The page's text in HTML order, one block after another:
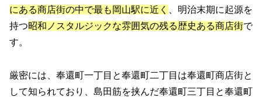
にある商店街の中で最も岡山駅に近く
、明治末期に起源を
持つ昭和ノスタルジックな雰囲気の残る歴史ある商店街で
す。
厳密には、奉還町一丁目と奉還町二丁目は奉還町商店街と
して知られており、島田筋を挟んだ奉還町三丁目と奉還町